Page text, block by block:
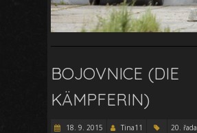
BOJOVNICE (DIE
KÄMPFERIN)
18. 9. 2015 Tina11
20. řada